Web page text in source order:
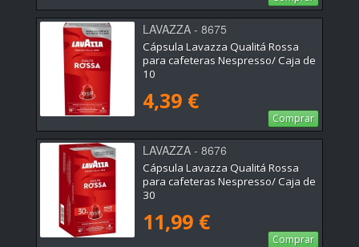
LAVAZZA - 8675
Cápsula Lavazza Qualitá Rossa
para cafeteras Nespresso/ Caja de
10
4,39 €
Comprar
LAVAZZA - 8676
Cápsula Lavazza Qualitá Rossa
para cafeteras Nespresso/ Caja de
30
11,99 €
Comprar